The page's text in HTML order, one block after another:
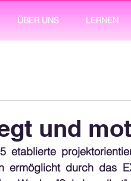
ÜBER UNS LERNEN
und
ermöglicht durch das